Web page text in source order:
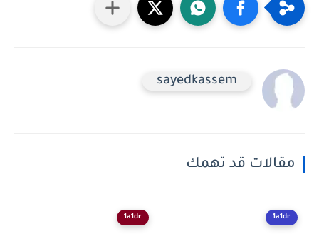
sayedkassem
مقالات قد تهمك
1a1dr
1a1dr